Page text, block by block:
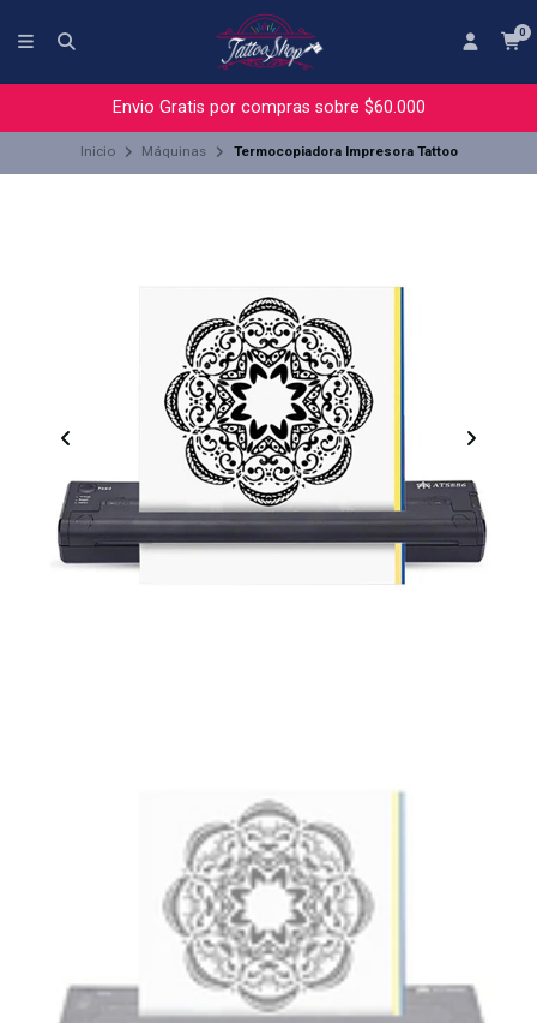
0
Envio Gratis por compras sobre $60.000
Inicio Máquinas Termocopiadora Impresora Tattoo